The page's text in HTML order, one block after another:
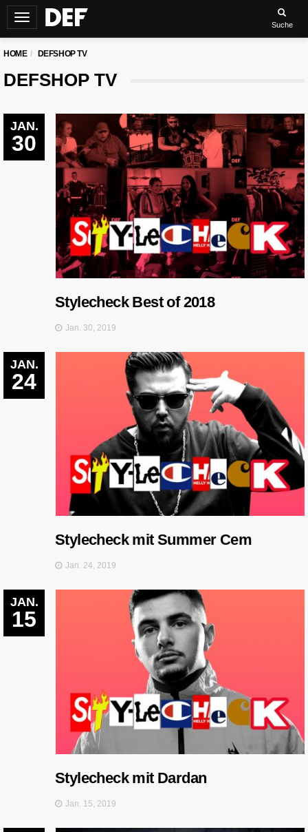
Navigation
umschalten
Suche
HOME DEFSHOP TV
DEFSHOP TV
JAN.
30
Stylecheck Best of 2018
Jan. 30, 2019
JAN.
24
Stylecheck mit Summer Cem
Jan. 24, 2019
JAN.
15
Stylecheck mit Dardan
Jan. 15, 2019